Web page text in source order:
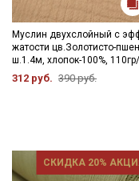
Муслин двухслойный с
жатости цв.Золотисто-
ш.1.4м, хлопок-100%,
312 руб. 390 руб.
СКИДКА 20%
Даю
Согласие на
информационных